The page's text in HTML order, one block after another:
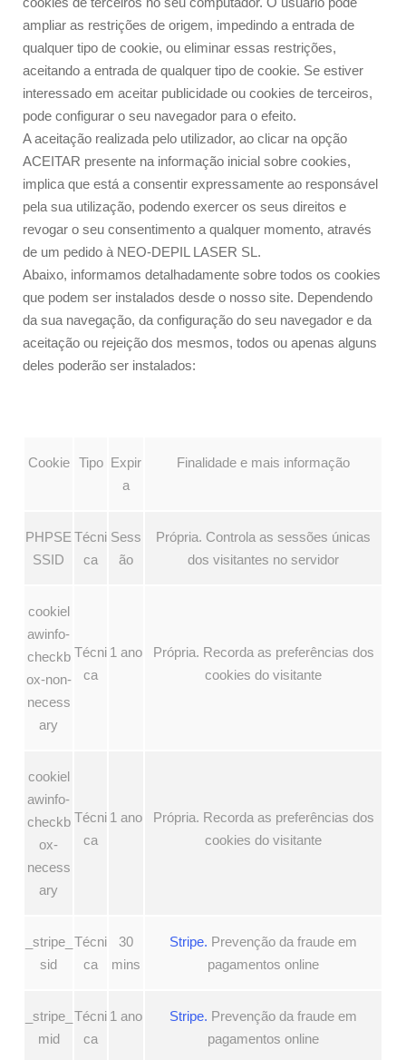
ampliar as restrições de origem, impedindo a entrada de
qualquer tipo de cookie, ou eliminar essas restrições,
aceitando a entrada de qualquer tipo de cookie. Se estiver
interessado em aceitar publicidade ou cookies de terceiros,
pode configurar o seu navegador para o efeito.
A aceitação realizada pelo utilizador, ao clicar na opção
ACEITAR presente na informação inicial sobre cookies,
implica que está a consentir expressamente ao responsável
pela sua utilização, podendo exercer os seus direitos e
revogar o seu consentimento a qualquer momento, através
de um pedido à NEO-DEPIL LASER SL.
Abaixo, informamos detalhadamente sobre todos os cookies
que podem ser instalados desde o nosso site. Dependendo
da sua navegação, da configuração do seu navegador e da
aceitação ou rejeição dos mesmos, todos ou apenas alguns
deles poderão ser instalados:
Cookie Tipo Expir
a
Finalidade e mais informação
PHPSE
SSID
Técni
ca
Sess
ão
Própria. Controla as sessões únicas
dos visitantes no servidor
cookiel
awinfo-
checkb
ox-non-
necess
ary
Técni
ca
1 ano
Própria. Recorda as preferências dos
cookies do visitante
cookiel
awinfo-
checkb
ox-
necess
ary
Técni
ca
1 ano
Própria. Recorda as preferências dos
cookies do visitante
_stripe_
sid
Técni
ca
30
mins
Stripe. Prevenção da fraude em
pagamentos online
_stripe_
mid
Técni
ca
1 ano Stripe. Prevenção da fraude em
pagamentos online